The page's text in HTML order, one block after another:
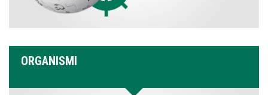
ORGANISMI